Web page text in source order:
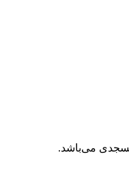
می‌باشد.